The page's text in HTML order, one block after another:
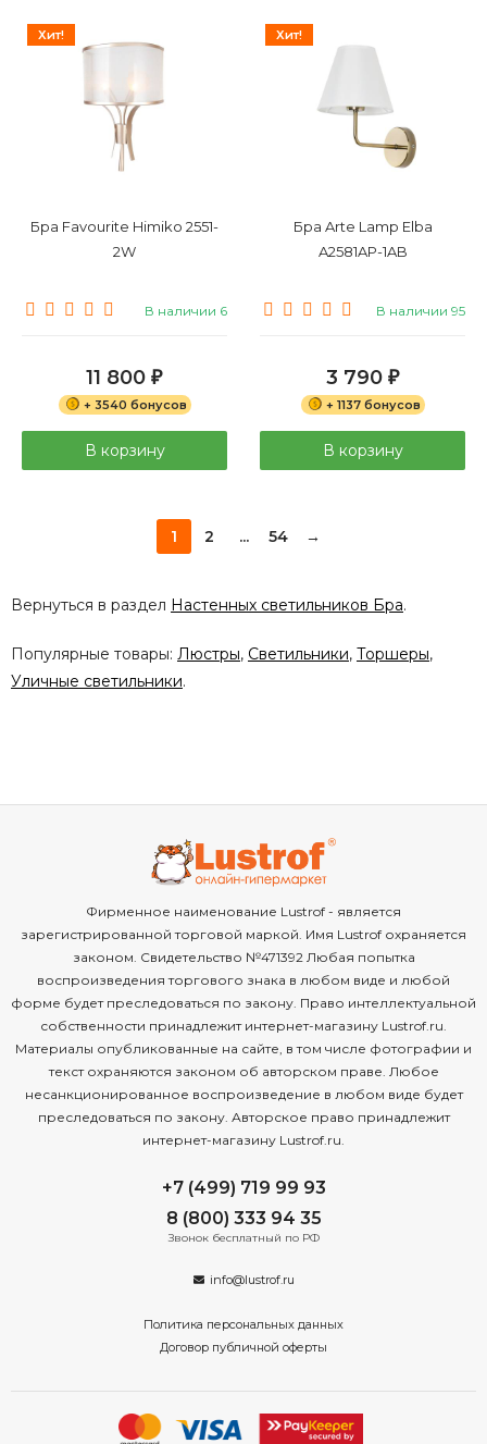
Хит!
Бра Favourite Himiko 2551-
2W
В наличии 6
11 800 ₽
+ 3540 бонусов
В корзину
Хит!
Бра Arte Lamp Elba
A2581AP-1AB
В наличии 95
3 790 ₽
+ 1137 бонусов
В корзину
1 2 ... 54 →
Вернуться в раздел Настенных светильников Бра.
Популярные товары: Люстры, Светильники, Торшеры,
Уличные светильники.
Фирменное наименование Lustrof - является
зарегистрированной торговой маркой. Имя Lustrof охраняется
законом. Свидетельство №471392 Любая попытка
воспроизведения торгового знака в любом виде и любой
форме будет преследоваться по закону. Право интеллектуальной
собственности принадлежит интернет-магазину Lustrof.ru.
Материалы опубликованные на сайте, в том числе фотографии и
текст охраняются законом об авторском праве. Любое
несанкционированное воспроизведение в любом виде будет
преследоваться по закону. Авторское право принадлежит
интернет-магазину Lustrof.ru.
+7 (499) 719 99 93
8 (800) 333 94 35
Звонок бесплатный по РФ
info@lustrof.ru
Политика персональных данных
Договор публичной оферты